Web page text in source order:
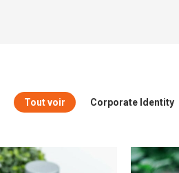
Tout voir Corporate Identity